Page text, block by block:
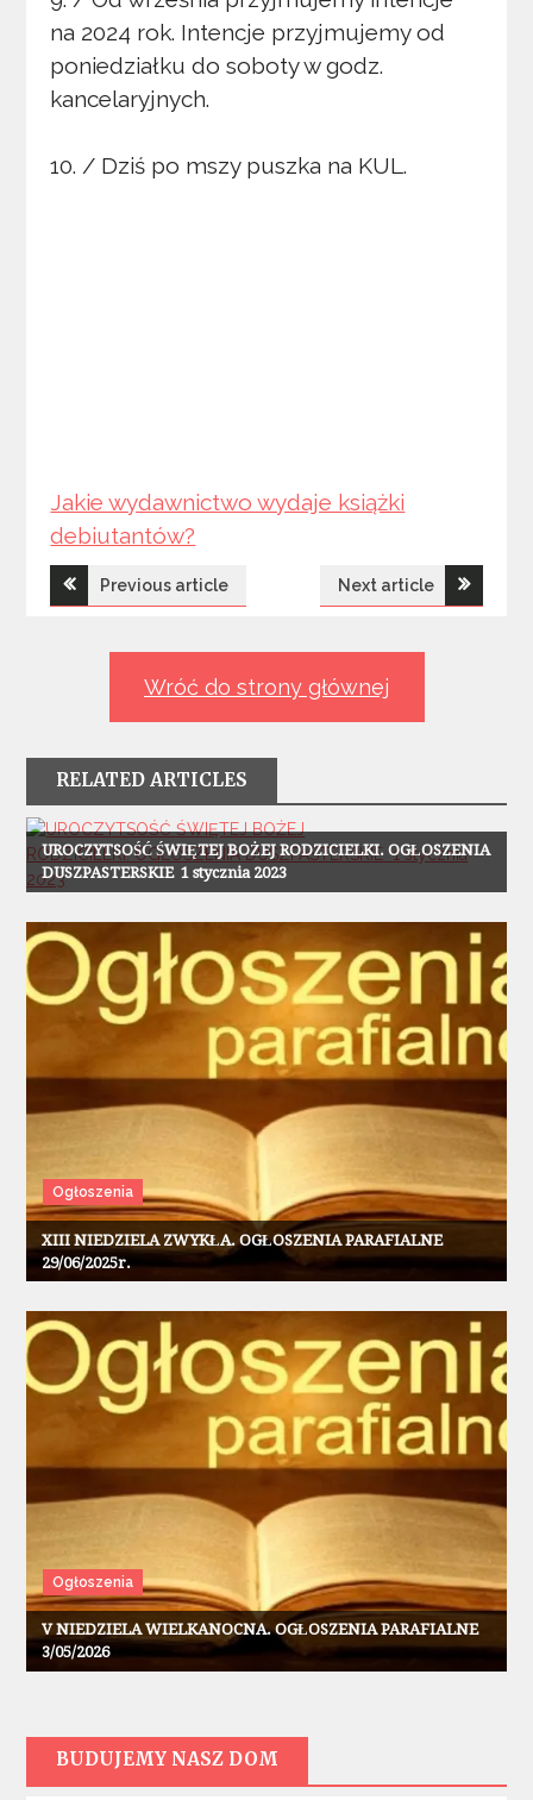
na 2024 rok. Intencje przyjmujemy od
poniedziałku do soboty w godz.
kancelaryjnych.
10. / Dziś po mszy puszka na KUL.
Jakie wydawnictwo wydaje książki
debiutantów?
Nawigacja
Previous article Next article
Wróć do strony głównej
RELATED ARTICLES
Ogłoszenia
UROCZYTSOŚĆ ŚWIĘTEJ BOŻEJ RODZICIELKI. OGŁOSZENIA
DUSZPASTERSKIE 1 stycznia 2023
Ogłoszenia
XIII NIEDZIELA ZWYKŁA. OGŁOSZENIA PARAFIALNE
29/06/2025r.
Ogłoszenia
V NIEDZIELA WIELKANOCNA. OGŁOSZENIA PARAFIALNE
3/05/2026
BUDUJEMY NASZ DOM